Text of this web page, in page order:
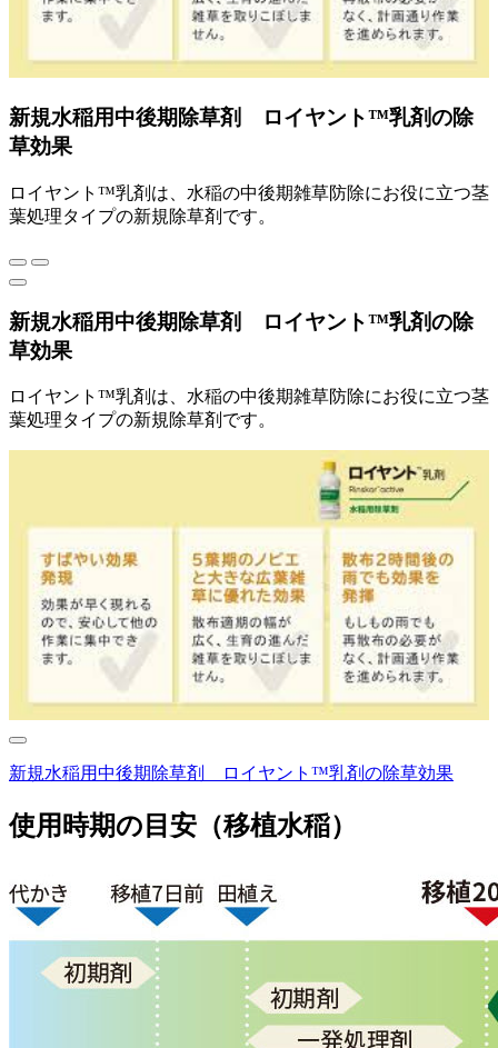
新規水稲用中後期除草剤 ロイヤント™乳剤の除
草効果
ロイヤント™乳剤は、水稲の中後期雑草防除にお役に立つ茎
葉処理タイプの新規除草剤です。
新規水稲用中後期除草剤 ロイヤント™乳剤の除
草効果
ロイヤント™乳剤は、水稲の中後期雑草防除にお役に立つ茎
葉処理タイプの新規除草剤です。
新規水稲用中後期除草剤 ロイヤント™乳剤の除草効果
使用時期の目安（移植水稲）